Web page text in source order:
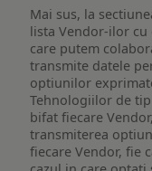
Mai sus, la
lista Vendor-ilor cu
care putem
transmite datele
optiunilor
Tehnologiilor de
bifat fiecare
transmiterea
fiecare Vendor, fie